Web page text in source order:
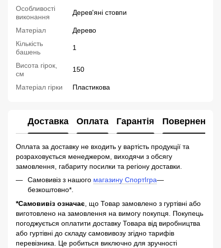
Особливості
виконання
Дерев'яні стовпи
Матеріал
Дерево
Кількість
башень
1
Висота гірок,
см
150
Матеріал гірки Пластикова
Доставка Оплата Гарантія Повернення
Оплата за доставку не входить у вартість продукції та
розраховується менеджером, виходячи з обсягу
замовлення, габариту посилки та регіону доставки.
Самовивіз з нашого магазину СпортІгра—
безкоштовно*.
*Самовивіз означає , що Товар замовлено з гуртівні або
виготовлено на замовлення на вимогу покупця. Покупець
погоджується оплатити доставку Товара від виробництва
або гуртівні до складу самовивозу згідно тарифів
перевізника. Це робиться виключно для зручності